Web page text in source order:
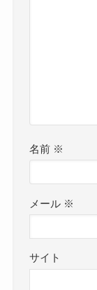
名前 ※
メール ※
サイト